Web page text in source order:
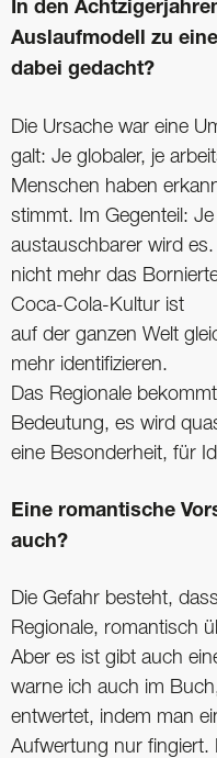
In den
Auslaufmodell zu
dabei gedacht?
Die Ursache war eine
galt: Je globaler, je
Menschen haben
stimmt. Im Gegenteil:
austauschbarer wird
nicht mehr das
Coca-Cola-Kultur ist
auf der ganzen Welt
mehr identifizieren.
Das Regionale
Bedeutung, es wird
eine Besonderheit, für
Eine romantische
auch?
Die Gefahr besteht,
Regionale, romantisch
Aber es ist gibt auch
warne ich auch im
entwertet, indem man
Aufwertung nur fingiert.